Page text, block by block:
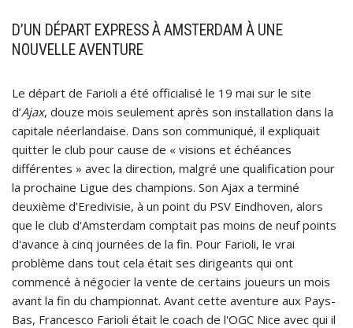
D’UN DÉPART EXPRESS À AMSTERDAM À UNE
NOUVELLE AVENTURE
Le départ de Farioli a été officialisé le 19 mai sur le site
d’Ajax, douze mois seulement après son installation dans la
capitale néerlandaise. Dans son communiqué, il expliquait
quitter le club pour cause de « visions et échéances
différentes » avec la direction, malgré une qualification pour
la prochaine Ligue des champions. Son Ajax a terminé
deuxième d’Eredivisie, à un point du PSV Eindhoven, alors
que le club d'Amsterdam comptait pas moins de neuf points
d'avance à cinq journées de la fin. Pour Farioli, le vrai
problème dans tout cela était ses dirigeants qui ont
commencé à négocier la vente de certains joueurs un mois
avant la fin du championnat. Avant cette aventure aux Pays-
Bas, Francesco Farioli était le coach de l'OGC Nice avec qui il